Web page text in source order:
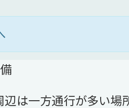
は一方通行が多い場